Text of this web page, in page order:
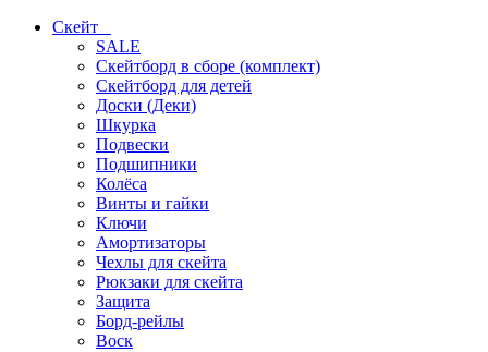
Скейт
SALE
Скейтборд в сборе (комплект)
Скейтборд для детей
Доски (Деки)
Шкурка
Подвески
Подшипники
Колёса
Винты и гайки
Ключи
Амортизаторы
Чехлы для скейта
Рюкзаки для скейта
Защита
Борд-рейлы
Воск